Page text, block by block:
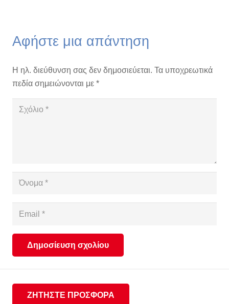
Αφήστε μια απάντηση
Η ηλ. διεύθυνση σας δεν δημοσιεύεται. Τα υποχρεωτικά
πεδία σημειώνονται με *
Δημοσίευση σχολίου
ΖΗΤΗΣΤΕ ΠΡΟΣΦΟΡΑ